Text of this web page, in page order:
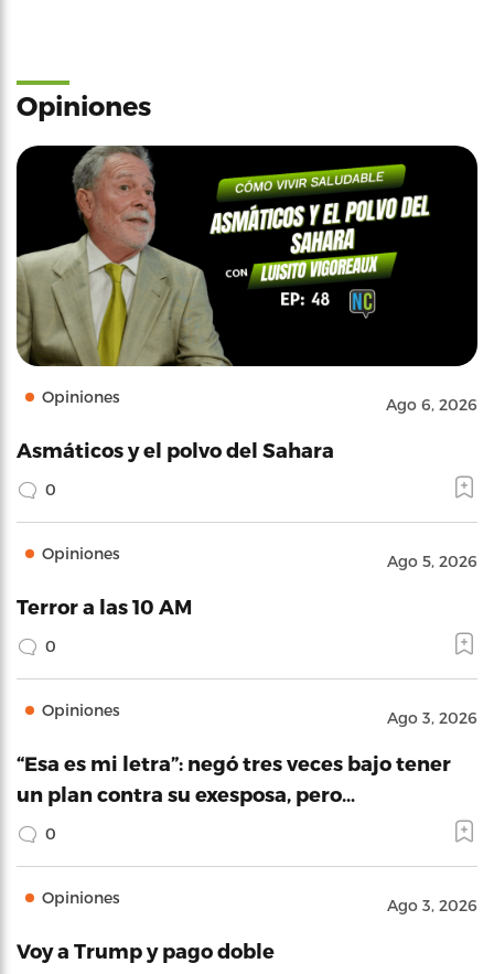
Opiniones
Opiniones Ago 6, 2026
Asmáticos y el polvo del Sahara
0
Opiniones Ago 5, 2026
Terror a las 10 AM
0
Opiniones Ago 3, 2026
“Esa es mi letra”: negó tres veces bajo tener
un plan contra su exesposa, pero…
0
Opiniones Ago 3, 2026
Voy a Trump y pago doble